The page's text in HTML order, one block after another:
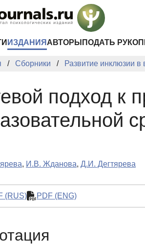
ИЗДАНИЯ АВТОРЫ ПОДАТЬ
Сборники Развитие инклюзии
подход к
, И.В. Жданова, Д.И. Дегтярева
(RUS) PDF (ENG)